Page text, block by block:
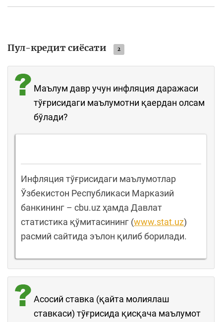
Пул-кредит сиёсати 2
Маълум давр учун инфляция даражаси
тўғрисидаги маълумотни қаердан олсам
бўлади?
Инфляция тўғрисидаги маълумотлар
Ўзбекистон Республикаси Марказий
банкининг – cbu.uz ҳамда Давлат
статистика қўмитасининг (www.stat.uz)
расмий сайтида эълон қилиб борилади.
Асосий ставка (қайта молиялаш
ставкаси) тўғрисида қисқача маълумот